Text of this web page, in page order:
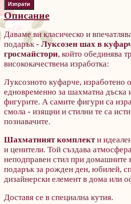
Описание
Даваме ви класическо и
подарък - Луксозен шах в
гросмайстори, който обединява
висококачествена изработка:
Луксозното куфарче, изработено
едновременно за шахматна дъска
фигурите. А самите фигури са
смола - изящни и стилни те са
познавачите.
Шахматният комплекти
и ценители. Той създава
неподправен стил при домашните
подарък за рожден ден, юбилей,
дизайнерски елемент в дома или
Доставя се в специална кутия.